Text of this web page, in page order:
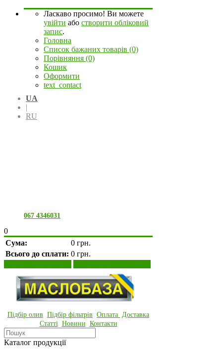
Ласкаво просимо! Ви можете
увійти або створити обліковий
запис.
Головна
Список бажаних товарів (0)
Порівняння (0)
Кошик
Оформити
text_contact
UA
|
RU
067 4346031
0
Сума:
0 грн.
Всього до сплати: 0 грн.
Підбір олив Підбір фільтрів Оплата Доставка
Статті Новини Контакти
Каталог продукції